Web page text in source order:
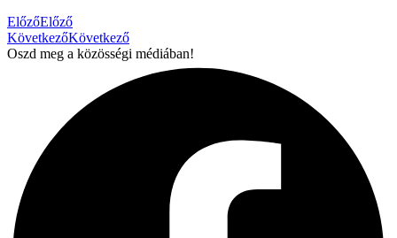
ElőzőElőző
KövetkezőKövetkező
Oszd meg a közösségi médiában!